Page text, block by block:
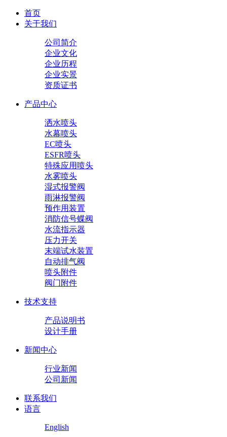
首页
关于我们
公司简介
企业文化
企业历程
企业实景
资质证书
产品中心
洒水喷头
水幕喷头
EC喷头
ESFR喷头
特殊应用喷头
水雾喷头
湿式报警阀
雨淋报警阀
预作用装置
消防信号蝶阀
水流指示器
压力开关
末端试水装置
自动排气阀
喷头附件
阀门附件
技术支持
产品说明书
设计手册
新闻中心
行业新闻
公司新闻
联系我们
语言
English